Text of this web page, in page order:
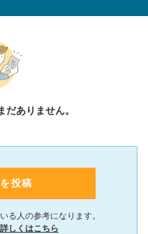
だありません。
投稿
る人の参考になります。
しくはこちら